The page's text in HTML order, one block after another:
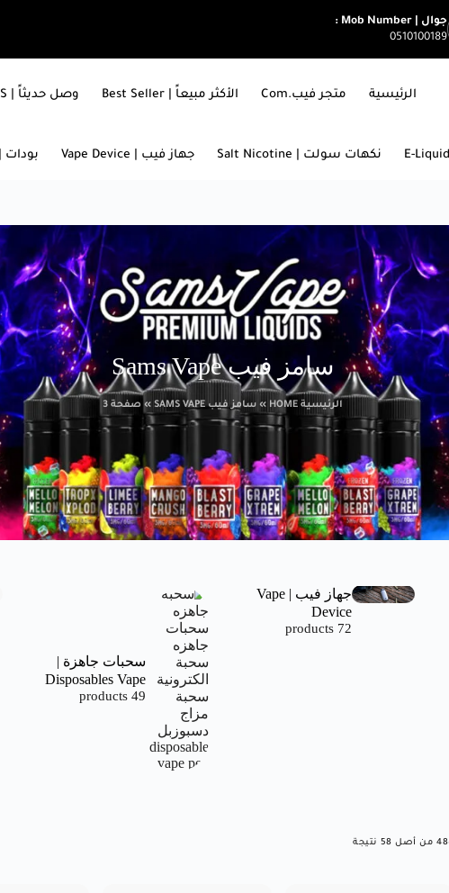
جوال | Mob Number :
0510100189
الرئيسية متجر فيب.com الأكثر مبيعاً | Best Seller وصل حديثاً | NEW ARRIVALS
نكهات سولت | Salt Nicotine جهاز فيب | Vape Device بودات | Pods
سامز فيب Sams Vape
الرئيسية HOME »سامز فيب SAMS VAPE » صفحة 3
جهاز فيب | Vape
Device
72 products
سحبات جاهزة |
Disposables Vape
49 products